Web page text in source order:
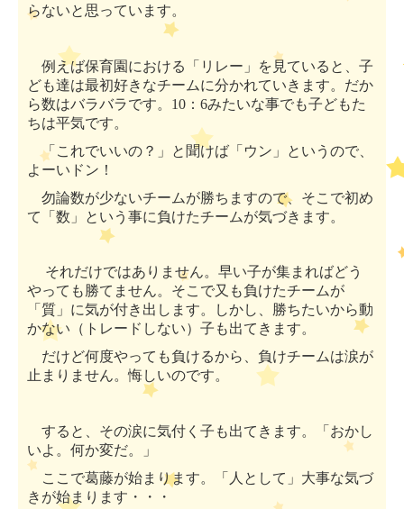
らないと思っています。
例えば保育園における「リレー」を見ていると、子
ども達は最初好きなチームに分かれていきます。だか
ら数はバラバラです。 10 ： 6みたいな事でも子どもた
ちは平気です。
「これでいいの？」と聞けば「ウン」というので、
よーいドン！
勿論数が少ないチームが勝ちますので、そこで初め
て「数」という事に負けたチームが気づきます。
それだけではありません。早い子が集まればどう
やっても勝てません。そこで又も負けたチームが
「質」に気が付き出します。しかし、勝ちたいから動
かない（トレードしない）子も出てきます。
だけど何度やっても負けるから、負けチームは涙が
止まりません。悔しいのです。
すると、その涙に気付く子も出てきます。「おかし
いよ。何か変だ。」
ここで葛藤が始まります。「人として」大事な気づ
きが始まります・・・